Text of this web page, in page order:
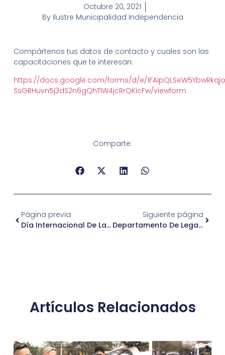
Octubre 20, 2021
ByIlustre Municipalidad Independencia
Compártenos tus datos de contacto y cuales son las
capacitaciones que te interesan:
https://docs.google.com/forms/d/e/
SsGRHuvn5j3dS2n6gQhTIW4jcRrQKicFw/viewform
Comparte:
Página previa
Día Internacional De La Prevención Contra El Cáncer De Mama
Siguiente página
Departamento De Legalizaciones – Publicación Fecha De Elecciones
Artículos Relacionados